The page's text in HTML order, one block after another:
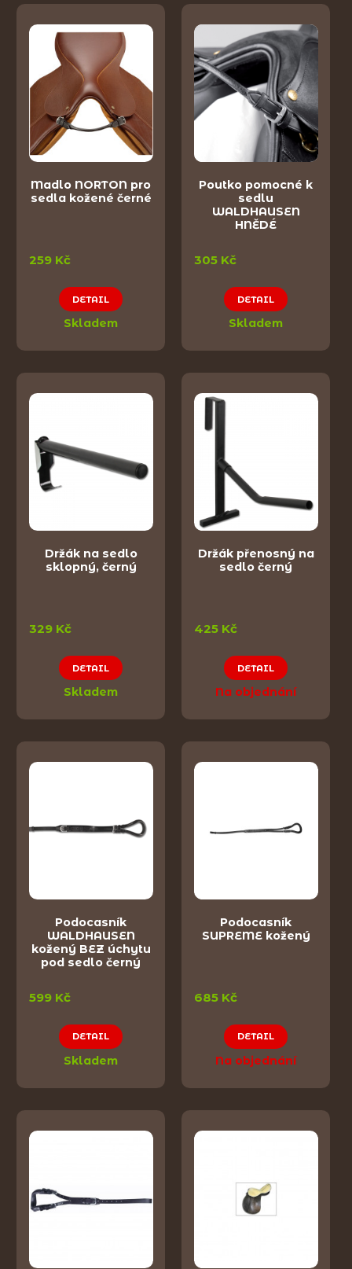
Madlo NORTON pro
sedla kožené černé
259 Kč
DETAIL
Skladem
Poutko pomocné k
sedlu
WALDHAUSEN
HNĚDÉ
305 Kč
DETAIL
Skladem
Držák na sedlo
sklopný, černý
329 Kč
DETAIL
Skladem
Držák přenosný na
sedlo černý
425 Kč
DETAIL
Na objednání
Podocasník
WALDHAUSEN
kožený BEZ úchytu
pod sedlo černý
599 Kč
DETAIL
Skladem
Podocasník
SUPREME kožený
685 Kč
DETAIL
Na objednání